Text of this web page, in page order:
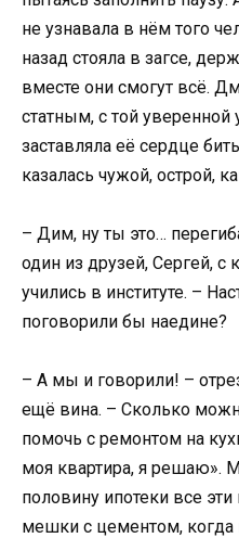
не узнавала в нём того
назад стояла в загсе,
вместе они смогут всё.
статным, с той уверенной
заставляла её сердце
казалась чужой, острой,
– Дим, ну ты это…
один из друзей, Сергей,
учились в институте. –
поговорили бы наедине?
– А мы и говорили! –
ещё вина. – Сколько
помочь с ремонтом на
моя квартира, я решаю».
половину ипотеки все
мешки с цементом,